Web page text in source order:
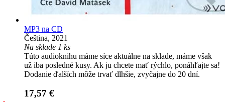
MP3 na CD
Čeština, 2021
Na sklade 1 ks
Túto audioknihu máme síce aktuálne na sklade, máme však
už iba posledné kusy. Ak ju chcete mať rýchlo, ponáhľajte sa!
Dodanie ďalších môže trvať dlhšie, zvyčajne do 20 dní.
17,57 €